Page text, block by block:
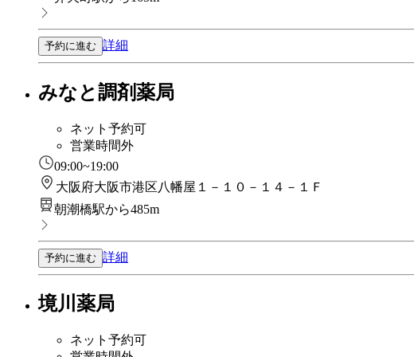
予約に進む 詳細
みなと調剤薬局
ネット予約可
営業時間外
09:00~19:00
大阪府大阪市港区八幡屋１－１０－１４－１Ｆ
朝潮橋駅から485m
予約に進む 詳細
境川薬局
ネット予約可